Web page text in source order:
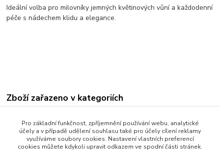
Ideální volba pro milovníky jemných květinových vůní a každodenní
péče s nádechem klidu a elegance.
Zboží zařazeno v kategoriích
Mýdla 90 G
Pro základní funkčnost, zpříjemnění používání webu, analytické
účely a v případě udělení souhlasu také pro účely cílení reklamy
využíváme soubory cookies. Nastavení vlastních preferencí
cookies můžete kdykoli upravit odkazem ve spodní části stránek.